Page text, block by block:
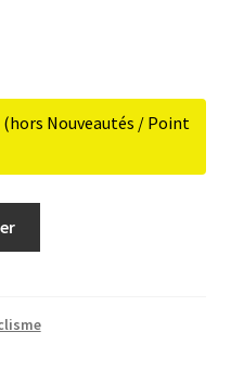
(hors Nouveautés / Point